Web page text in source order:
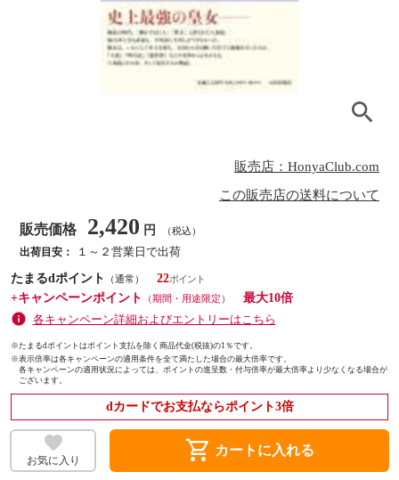
販売店：HonyaClub.com
この販売店の送料について
販売価格 2,420 円 （税込）
出荷目安：
１～２営業日で出荷
たまるdポイント
（通常）
22
+キャンペーンポイント
（期間・用途限定）
最大10倍
各キャンペーン詳細およびエントリーはこちら
※たまるdポイントはポイント支払を除く商品代金(税抜)の1％です。
※表示倍率は各キャンペーンの適用条件を全て満たした場合の最大倍率です。
各キャンペーンの適用状況によっては、ポイントの進呈数・付与倍率が最大倍率より少なくなる場合が
ございます。
dカードでお支払ならポイント3倍
お気に入り shopping_cart カートに入れる